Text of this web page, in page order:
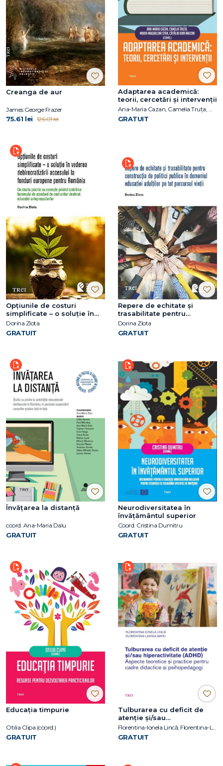
Creanga de aur
James George Frazer
75.61 lei 126.01 lei
Adaptarea academică:
teorii, cercetări și intervenții
Ana-Maria Cazan, Camelia Truța, Maria Magdalena Stan, Cătălin Ioan Maican (coordonatori)
GRATUIT
Opțiunile de costuri
simplificate – o soluție în
vederea debirocratizării
accesului la fonduri
europene pentru România
Dorina Zlota
GRATUIT
Repere de echitate și
trasabilitate pentru
construcția de politici
publice în domeniul
educației adulților pe tot
Dorina Zlota
GRATUIT
Învățarea la distanță
coord. Ana-Maria Dalu
GRATUIT
Neurodiversitatea în
învățământul superior
Coord. Cristina Dumitru
GRATUIT
Educația timpurie
Otilia Clipa (coord.)
GRATUIT
Tulburarea cu deficit de
atenție și/sau
hiperactivitate (ADHD)
GRATUIT